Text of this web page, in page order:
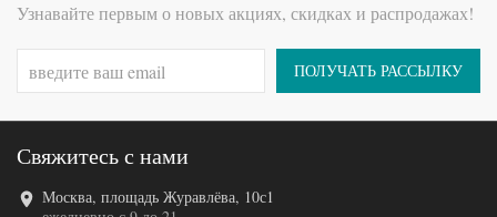
Производитель
Grass
Код товара
543-596
Узнавайте первым о новых акциях, скидках и распродажах!
ПОЛУЧАТЬ РАССЫЛКУ
Свяжитесь с нами
Москва, площадь Журавлёва, 10с1